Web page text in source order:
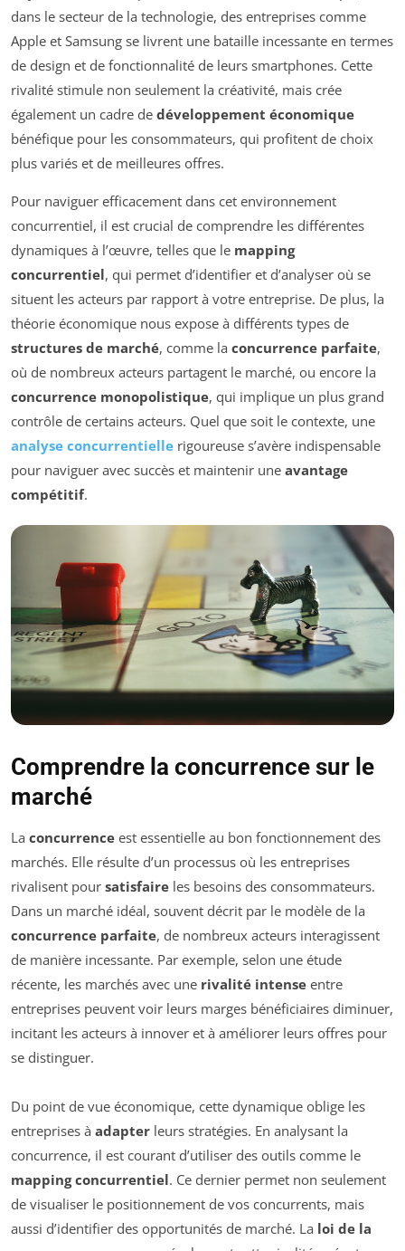
dans le secteur de la technologie, des entreprises comme
Apple et Samsung se livrent une bataille incessante en termes
de design et de fonctionnalité de leurs smartphones. Cette
rivalité stimule non seulement la créativité, mais crée
également un cadre de développement économique
bénéfique pour les consommateurs, qui profitent de choix
plus variés et de meilleures offres.
Pour naviguer efficacement dans cet environnement
concurrentiel, il est crucial de comprendre les différentes
dynamiques à l’œuvre, telles que le mapping
concurrentiel, qui permet d’identifier et d’analyser où se
situent les acteurs par rapport à votre entreprise. De plus, la
théorie économique nous expose à différents types de
structures de marché, comme la concurrence parfaite,
où de nombreux acteurs partagent le marché, ou encore la
concurrence monopolistique, qui implique un plus grand
contrôle de certains acteurs. Quel que soit le contexte, une
analyse concurrentielle rigoureuse s’avère indispensable
pour naviguer avec succès et maintenir une avantage
compétitif.
Comprendre la concurrence sur le
marché
La concurrence est essentielle au bon fonctionnement des
marchés. Elle résulte d’un processus où les entreprises
rivalisent pour satisfaire les besoins des consommateurs.
Dans un marché idéal, souvent décrit par le modèle de la
concurrence parfaite, de nombreux acteurs interagissent
de manière incessante. Par exemple, selon une étude
récente, les marchés avec une rivalité intense entre
entreprises peuvent voir leurs marges bénéficiaires diminuer,
incitant les acteurs à innover et à améliorer leurs offres pour
se distinguer.
Du point de vue économique, cette dynamique oblige les
entreprises à adapter leurs stratégies. En analysant la
concurrence, il est courant d’utiliser des outils comme le
mapping concurrentiel. Ce dernier permet non seulement
de visualiser le positionnement de vos concurrents, mais
aussi d’identifier des opportunités de marché. La loi de la